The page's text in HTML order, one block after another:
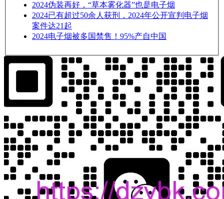
2024伪装再好，“草本雾化器”也是电子烟
2024已有超过50余人获刑，2024年公开宣判电子烟
案件达21起
2024电子烟被多国禁售！95%产自中国